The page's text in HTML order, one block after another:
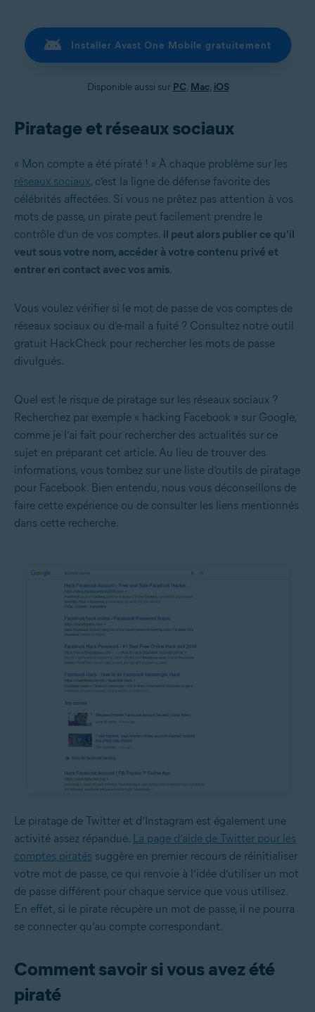
Installer Avast One Mobile gratuitement
Disponible aussi sur PC, Mac, iOS
Piratage et réseaux sociaux
« Mon compte a été piraté ! » À chaque problème sur les
réseaux sociaux, c’est la ligne de défense favorite des
célébrités affectées. Si vous ne prêtez pas attention à vos
mots de passe, un pirate peut facilement prendre le
contrôle d’un de vos comptes. il peut alors publier ce qu’il
veut sous votre nom, accéder à votre contenu privé et
entrer en contact avec vos amis.
Vous voulez vérifier si le mot de passe de vos comptes de
réseaux sociaux ou d’e-mail a fuité ? Consultez notre outil
gratuit HackCheck pour rechercher les mots de passe
divulgués.
Quel est le risque de piratage sur les réseaux sociaux ?
Recherchez par exemple « hacking Facebook » sur Google,
comme je l’ai fait pour rechercher des actualités sur ce
sujet en préparant cet article. Au lieu de trouver des
informations, vous tombez sur une liste d’outils de piratage
pour Facebook. Bien entendu, nous vous déconseillons de
faire cette expérience ou de consulter les liens mentionnés
dans cette recherche.
Le piratage de Twitter et d’Instagram est également une
activité assez répandue. La page d’aide de Twitter pour les
comptes piratés suggère en premier recours de réinitialiser
votre mot de passe, ce qui renvoie à l’idée d’utiliser un mot
de passe différent pour chaque service que vous utilisez.
En effet, si le pirate récupère un mot de passe, il ne pourra
se connecter qu’au compte correspondant.
Comment savoir si vous avez été
piraté